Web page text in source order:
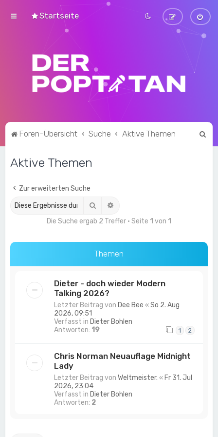
Startseite
Foren-Übersicht Suche Aktive Themen
Aktive Themen
Zur erweiterten Suche
Suche
Die Suche ergab 2 Treffer • Seite 1 von 1
Themen
Dieter - doch wieder Modern
Talking 2026?
Letzter Beitrag von Dee Bee «So 2. Aug
2026, 09:51
Verfasst in Dieter Bohlen
Antworten: 19 1 2
Chris Norman Neuauflage Midnight
Lady
Letzter Beitrag vonWeltmeister. « Fr 31. Jul
2026, 23:04
Verfasst in Dieter Bohlen
Antworten: 2